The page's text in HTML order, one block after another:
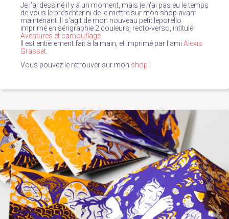
Je l'ai dessiné il y a un moment, mais je n'ai pas eu le temps
de vous le présenter ni de le mettre sur mon shop avant
maintenant. Il s'agit de mon nouveau petit leporello
imprimé en sérigraphie 2 couleurs, recto-verso, intitulé
Aventures et camouflage
Il est entièrement fait à la main, et imprimé par l'ami Alexis
Grasset
Vous pouvez le retrouver sur mon shop !